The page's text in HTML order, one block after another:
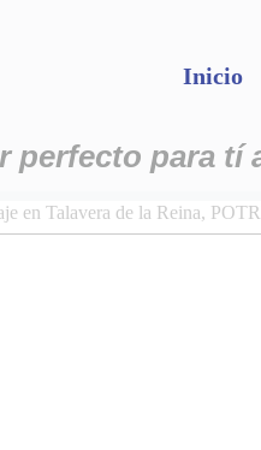
Inicio
perfecto para tí
en Talavera de la Reina,